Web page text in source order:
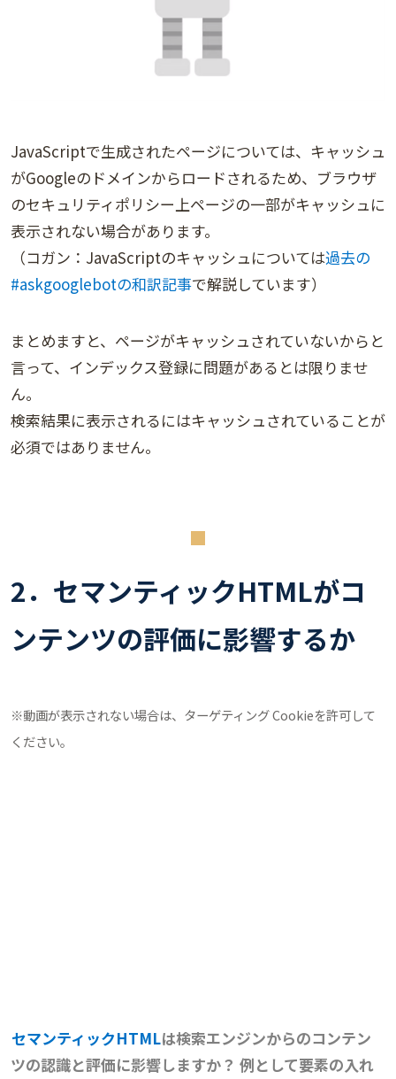
JavaScriptで生成されたページについては、キャッシュ
がGoogleのドメインからロードされるため、ブラウザ
のセキュリティポリシー上ページの一部がキャッシュに
表示されない場合があります。
（コガン：JavaScriptのキャッシュについては過去の
#askgooglebotの和訳記事で解説しています）
まとめますと、ページがキャッシュされていないからと
言って、インデックス登録に問題があるとは限りませ
ん。
検索結果に表示されるにはキャッシュされていることが
必須ではありません。
2．セマンティックHTMLがコ
ンテンツの評価に影響するか
※動画が表示されない場合は、ターゲティング Cookieを許可して
ください。
セマンティックHTMLは検索エンジンからのコンテン
ツの認識と評価に影響しますか？ 例として要素の入れ